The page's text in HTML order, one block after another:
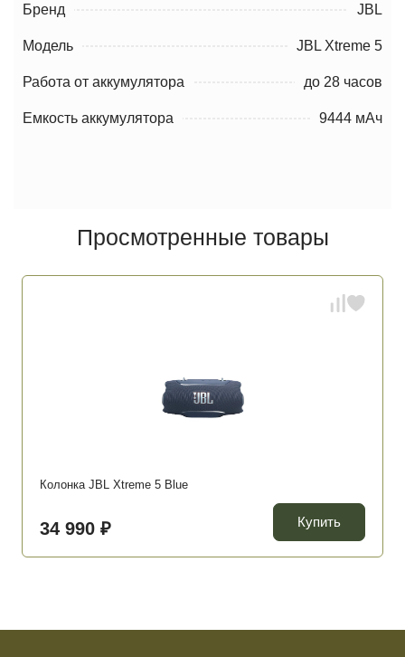
Бренд JBL
Модель JBL Xtreme 5
Работа от аккумулятора до 28 часов
Емкость аккумулятора 9444 мАч
Просмотренные товары
Колонка JBL Xtreme 5 Blue
34 990 ₽ Купить